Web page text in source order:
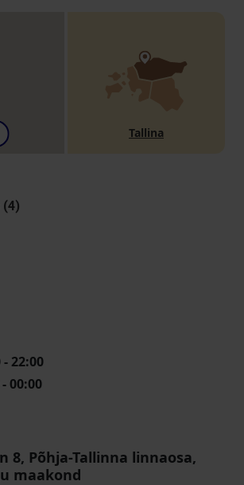
Tallina
(4)
- 22:00
00:00
8, Põhja-Tallinna linnaosa,
maakond